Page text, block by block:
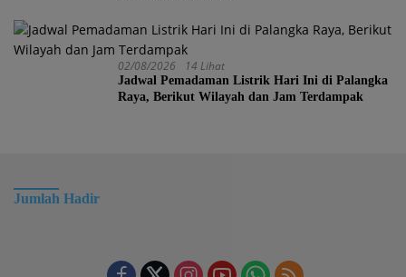
02/08/2026 14 Lihat
Jadwal Pemadaman Listrik Hari Ini di Palangka
Raya, Berikut Wilayah dan Jam Terdampak
Jumlah Hadir